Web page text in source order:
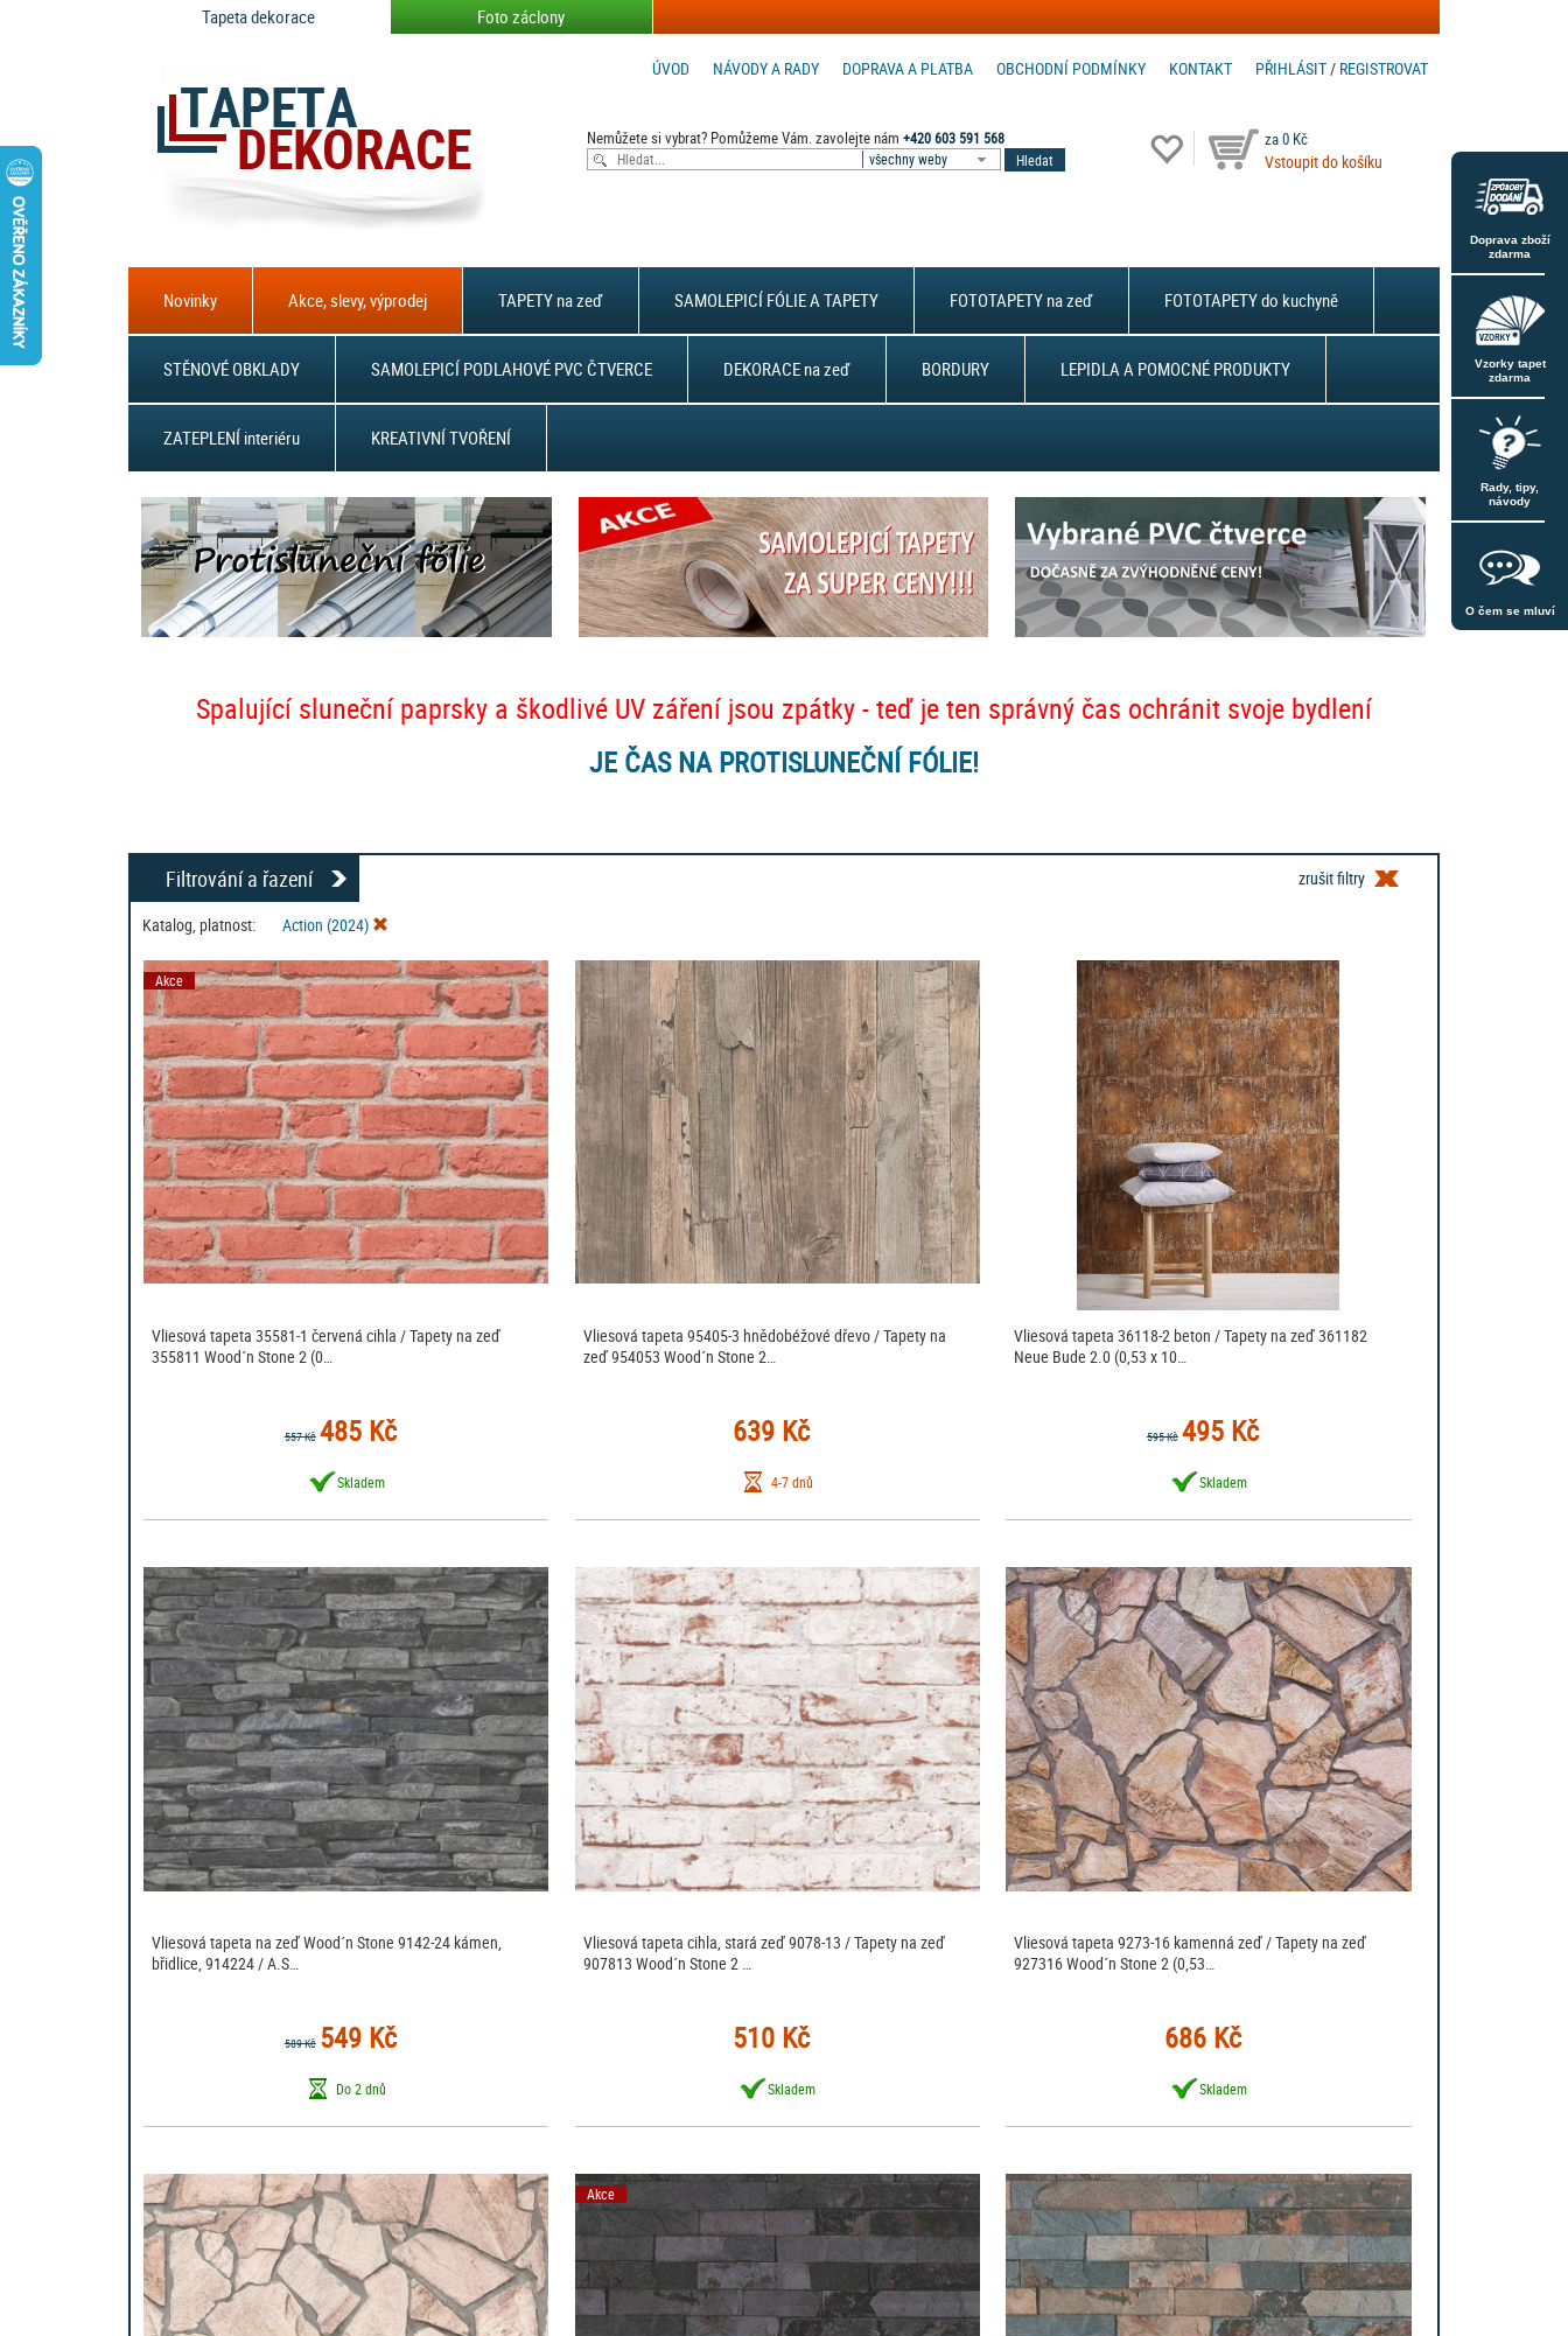
Tapeta dekorace Foto záclony
PŘIHLÁSIT/ REGISTROVAT
KONTAKT
OBCHODNÍ PODMÍNKY
DOPRAVA A PLATBA
NÁVODY A RADY
ÚVOD
Nemůžete si vybrat? Pomůžeme Vám. zavolejte nám+420 603 591 568
všechny weby
za 0 Kč
Vstoupit do košíku
Novinky Akce, slevy, výprodej TAPETY na zeď SAMOLEPICÍ FÓLIE A TAPETY FOTOTAPETY na zeď FOTOTAPETY do kuchyně
STĚNOVÉ OBKLADY SAMOLEPICÍ PODLAHOVÉ PVC ČTVERCE DEKORACE na zeď BORDURY LEPIDLA A POMOCNÉ PRODUKTY
ZATEPLENÍ interiéru KREATIVNÍ TVOŘENÍ
Doprava zboží
zdarma
Vzorky tapet
zdarma
Rady, tipy,
návody
O čem se mluví
Spalující sluneční paprsky a škodlivé UV záření jsou zpátky - teď je ten správný čas ochránit svoje bydlení
JE ČAS NA PROTISLUNEČNÍ FÓLIE!
Filtrování a řazení zrušit filtry
Katalog, platnost: Action (2024)
Akce
Vliesová tapeta 35581-1 červená cihla / Tapety na zeď
355811 Wood´n Stone 2 (0…
557 Kč 485 Kč
Skladem
Vliesová tapeta 95405-3 hnědobéžové dřevo / Tapety na
zeď 954053 Wood´n Stone 2…
639 Kč
4-7 dnů
Vliesová tapeta 36118-2 beton / Tapety na zeď 361182
Neue Bude 2.0 (0,53 x 10…
595 Kč 495 Kč
Skladem
Vliesová tapeta na zeď Wood´n Stone 9142-24 kámen,
břidlice, 914224 / A.S…
589 Kč 549 Kč
Do 2 dnů
Vliesová tapeta cihla, stará zeď 9078-13 / Tapety na zeď
907813 Wood´n Stone 2 …
510 Kč
Skladem
Vliesová tapeta 9273-16 kamenná zeď / Tapety na zeď
927316 Wood´n Stone 2 (0,53…
686 Kč
Skladem
Akce